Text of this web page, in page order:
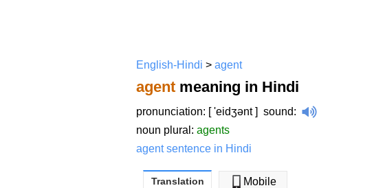
English-Hindi > agent
agent meaning in Hindi
pronunciation: [ 'eidʒənt ] sound:
noun plural: agents
agent sentence in Hindi
Translation Mobile